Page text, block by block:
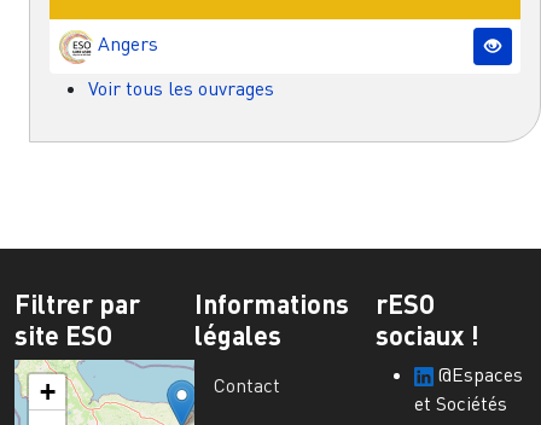
Angers
Voir tous les ouvrages
Filtrer par
site ESO
+
Informations
légales
Contact
rESO
sociaux !
@Espaces
et Sociétés